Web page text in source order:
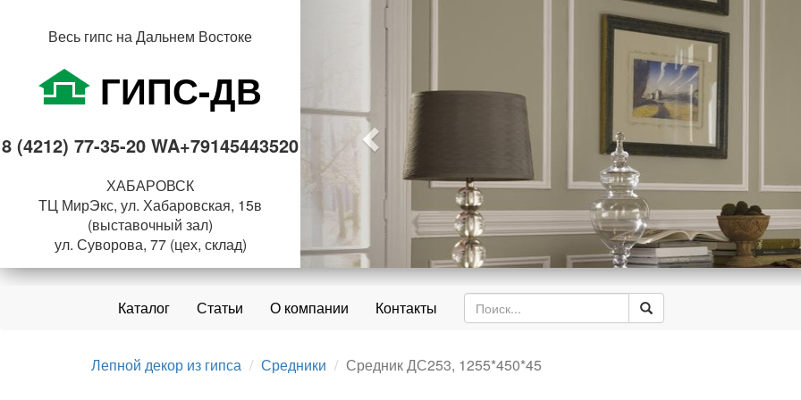
Весь гипс на Дальнем Востоке
ГИПС-ДВ
8 (4212) 77-35-20 WA+79145443520
ХАБАРОВСК
ТЦ МирЭкс, ул. Хабаровская, 15в
(выставочный зал)
ул. Суворова, 77 (цех, склад)
Пред
Каталог Статьи О компании Контакты
Лепной декор из гипса Средники Средник ДС253, 1255*450*45